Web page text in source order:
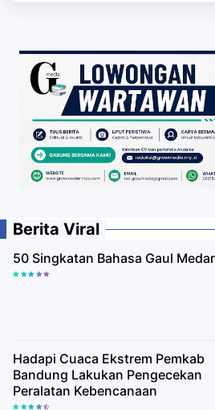
Berita Viral
50 Singkatan Bahasa Gaul
Hadapi Cuaca Ekstrem Pemkab
Bandung Lakukan Pengecekan
Peralatan Kebencanaan